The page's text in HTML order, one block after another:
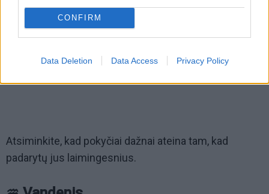
CONFIRM
Data Deletion Data Access Privacy Policy
Atsiminkite, kad pokyčiai dažnai ateina tam, kad
padarytų jus laimingesnius.